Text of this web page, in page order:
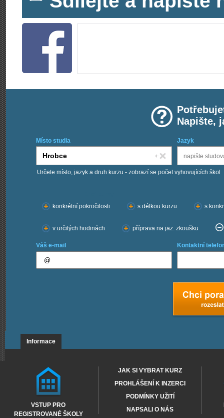
Napište,
Místo studia Jazyk
Určete místo, jazyk a druh kurzu - zobrazí se počet vyhovujících škol
konkrétní pokročilosti
s délkou kurzu s
v určitých hodinách příprava na jaz. zkoušku
Váš e-mail Kontaktní
Informace
VSTUP PRO
REGISTROVANÉ ŠKOLY
JAK SI VYBRAT KURZ
PROHLÁŠENÍ K INZERCI
PODMÍNKY UŽITÍ
NAPSALI O NÁS